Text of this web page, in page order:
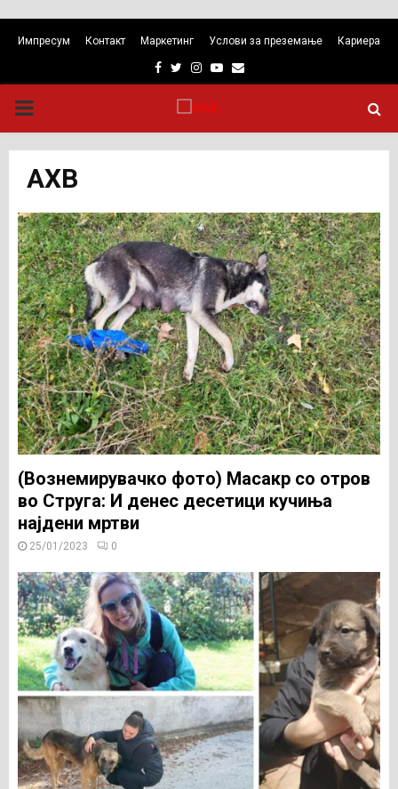
Импресум Контакт Маркетинг Услови за преземање Кариера
Facebook
TwitterInstagram
Youtube
Email
PRIMARY
MENU
АХВ
(Вознемирувачко фото) Масакр со отров
во Струга: И денес десетици кучиња
најдени мртви
25/01/2023 0